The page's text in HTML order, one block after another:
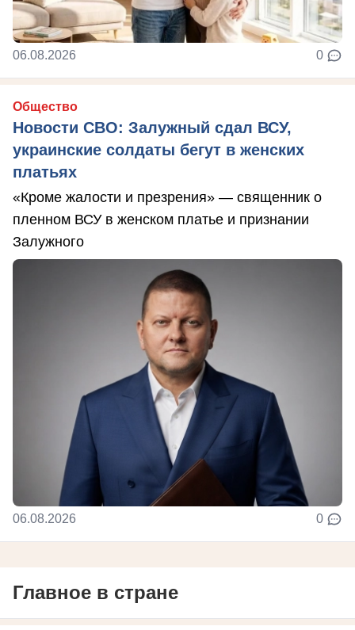
06.08.2026 0
Общество
Новости СВО: Залужный сдал ВСУ,
украинские солдаты бегут в женских
платьях
«Кроме жалости и презрения» — священник о
пленном ВСУ в женском платье и признании
Залужного
06.08.2026 0
Главное в стране